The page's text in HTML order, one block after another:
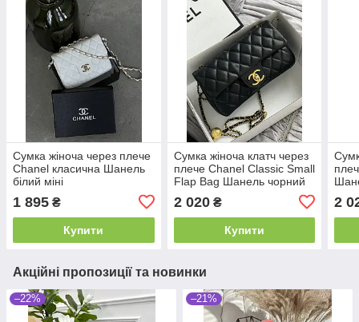
Сумка жіноча через плече
Chanel класична Шанель
білий міні
1 895 ₴
Купити
Сумка жіноча клатч через
плече Chanel Classic Small
Flap Bag Шанель чорний
2 020₴
Купити
2
Акційні пропозиції та новинки
–22% –21%